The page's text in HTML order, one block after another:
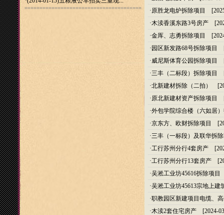
·原胜龙电炉拆除项目
·木渎香溪东路3号房产
·金厍、志勇拆除项目
· 园区新发路68号拆除项目
·威尼斯体育公园拆除项目
·三丰（二标段）拆除项目
·北新建材拆除（二拍）
·原北新建材资产拆除项目
·外包学院综合楼（六如居
·京东方、欧财拆除项目
·三丰（一标段）及联华拆
·工行苏州分行4套房产
·工行苏州分行13套房产
·吴淞工业坊45616拆除项目
·吴淞工业坊45613宗地上建
·职教园区新建项目电缆、
·木渎2套住宅房产 [2024-